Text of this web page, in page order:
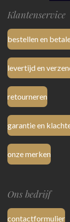
Klantenservice
bestellen en
levertijd en
retourneren
garantie en
onze merken
Ons bedrijf
contactformulier